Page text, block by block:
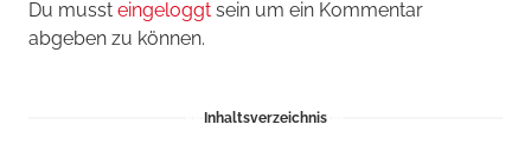
Du musst eingeloggt sein um ein Kommentar
abgeben zu können.
Inhaltsverzeichnis